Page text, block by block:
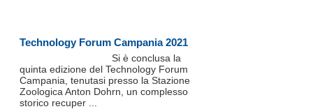
Technology Forum Campania 2021
Si è conclusa la
quinta edizione del Technology Forum
Campania, tenutasi presso la Stazione
Zoologica Anton Dohrn, un complesso
storico recuper ...